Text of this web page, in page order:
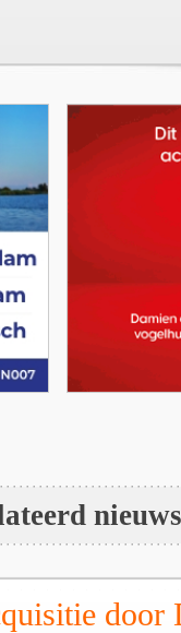
nieuws
door